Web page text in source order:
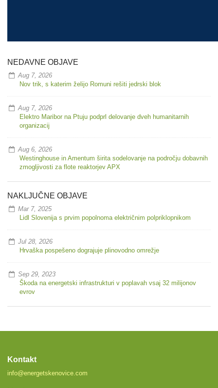
NEDAVNE OBJAVE
Aug 7, 2026
Nov trik, s katerim želijo Romuni rešiti jedrski blok
Aug 7, 2026
Elektro Maribor na Ptuju podprl delovanje dveh humanitarnih
organizacij
Aug 6, 2026
Westinghouse in Amentum širita sodelovanje na področju dobavnih
zmogljivosti za flote reaktorjev APX
NAKLJUČNE OBJAVE
Mar 7, 2025
Lidl Slovenija s prvim popolnoma električnim polpriklopnikom
Jul 28, 2026
Hrvaška pospešeno dograjuje plinovodno omrežje
Sep 29, 2023
Škoda na energetski infrastrukturi v poplavah vsaj 32 milijonov
evrov
Kontakt
info@energetskenovice.com